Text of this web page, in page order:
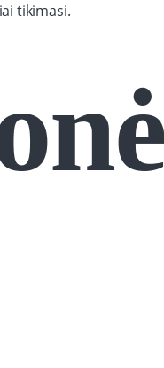
tikimasi.